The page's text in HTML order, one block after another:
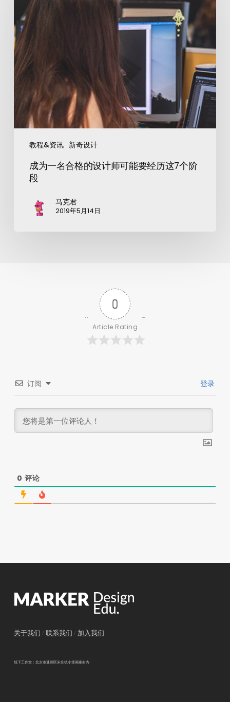
教程&资讯 新奇设计
成为一名合格的设计师可能要经历这7个阶
段
马克君
2019年5月14日
0
Article Rating
订阅 登录
0 评论
关于我们 / 联系我们 / 加入我们
线下工作室：北京市通州区宋庄镇小堡画家村内